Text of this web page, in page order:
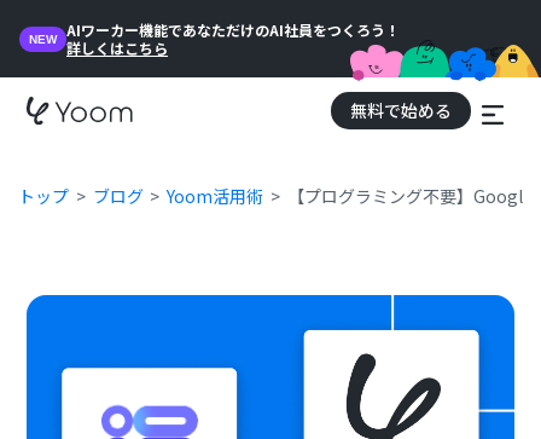
NEW
AIワーカー機能であなただけのAI社員をつくろう！
詳しくはこちら
無料で始める
トップ ブログ Yoom活用術 【プログラミング不要】